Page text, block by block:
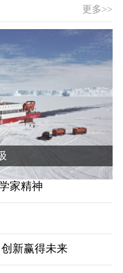
更多>>
家精神
新赢得未来